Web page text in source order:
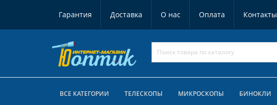
Гарантия Доставка О нас Оплата Контакты
ВСЕ КАТЕГОРИИ ТЕЛЕСКОПЫ МИКРОСКОПЫ БИНОКЛИ